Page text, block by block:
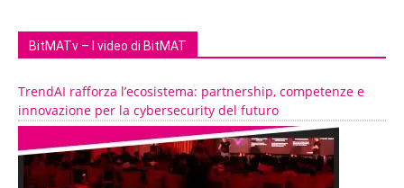
BitMATv – I video di BitMAT
TrendAI rafforza l’ecosistema: partnership, competenze e
innovazione per la cybersecurity del futuro